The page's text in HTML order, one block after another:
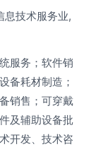
息技术服务业,
服务；软件销
备耗材制造；
销售；可穿戴
及辅助设备批
开发、技术咨